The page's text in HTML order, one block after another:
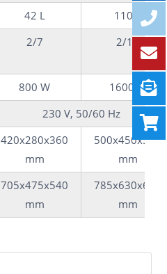
42 L
110 L
2/7 2/10
800 W
1600 W
230 V, 50/60 Hz
420x280x360
mm
500x450x500
mm
705x475x540
mm
785x630x680
mm